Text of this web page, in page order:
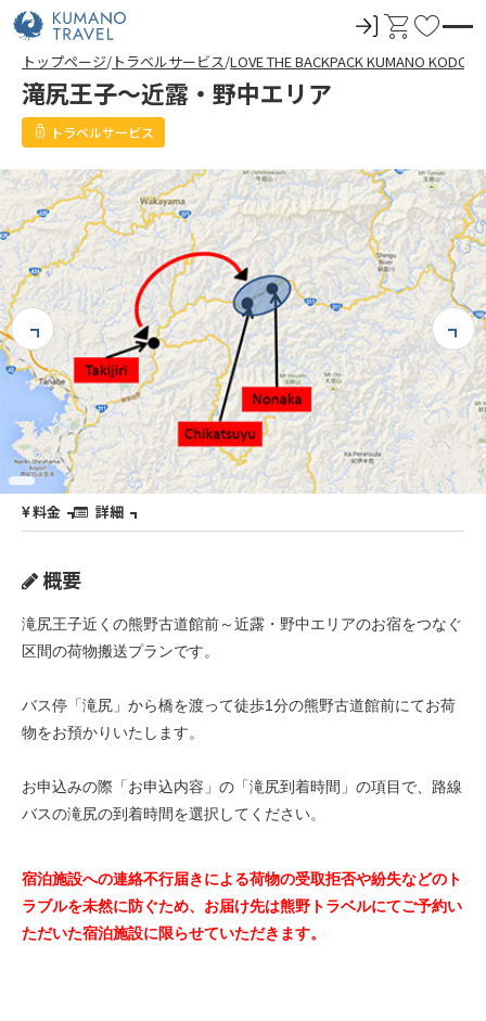
ロ
イ
カ
ト
お
に
トップページ トラベルサービス LOVE THE BACKPACK KUMANO KODO
滝尻王子～近露・野中エリア
トラベルサービス
料金 詳細
概要
滝尻王子近くの熊野古道館前～近露・野中エリアのお宿をつなぐ
区間の荷物搬送プランです。
バス停「滝尻」から橋を渡って徒歩1分の熊野古道館前にてお荷
物をお預かりいたします。
お申込みの際「お申込内容」の「滝尻到着時間」の項目で、路線
バスの滝尻の到着時間を選択してください。
宿泊施設への連絡不行届きによる荷物の受取拒否や紛失などのト
ラブルを未然に防ぐため、お届け先は熊野トラベルにてご予約い
ただいた宿泊施設に限らせていただきます。